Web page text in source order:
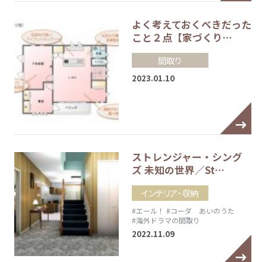
よく考えておくべきだった
こと２点【家づくり…
間取り
2023.01.10
ストレンジャー・シング
ズ 未知の世界／St…
インテリア・収納
#エール！ #コーダ あいのうた
#海外ドラマの間取り
2022.11.09